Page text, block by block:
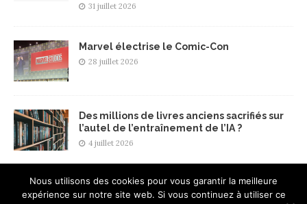
31 juillet 2026
Marvel électrise le Comic-Con
28 juillet 2026
Des millions de livres anciens sacrifiés sur
l’autel de l’entraînement de l’IA ?
4 juillet 2026
Nous utilisons des cookies pour vous garantir la meilleure
expérience sur notre site web. Si vous continuez à utiliser ce